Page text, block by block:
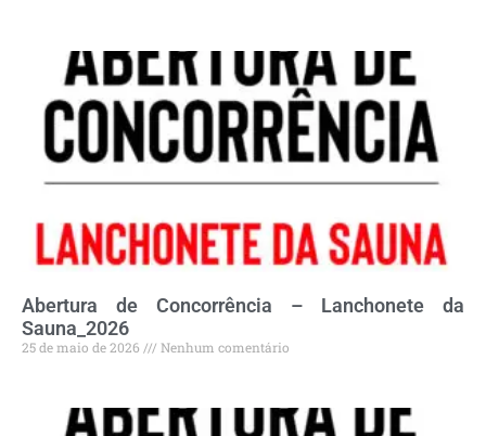
Abertura de Concorrência – Lanchonete da
Sauna_2026
25 de maio de 2026 Nenhum comentário